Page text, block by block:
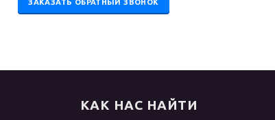
ЗАКАЗАТЬ ОБРАТНЫЙ ЗВОНОК
КАК НАС НАЙТИ